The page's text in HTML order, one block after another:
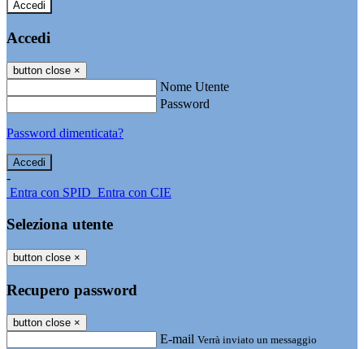
Accedi
Accedi
button close ×
Nome Utente
Password
Password dimenticata?
-
Entra con SPID Entra con CIE
Seleziona utente
button close ×
Recupero password
button close ×
E-mail Verrà inviato un messaggio